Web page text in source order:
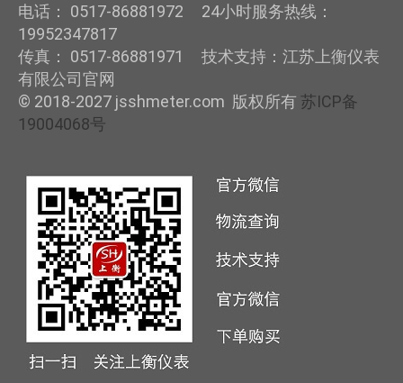
电话： 0517-86881972 24小时服务热线：
19952347817
传真： 0517-86881971 技术支持：江苏上衡仪表
有限公司官网
© 2018-2027 jsshmeter.com 版权所有 苏ICP备
19004068号